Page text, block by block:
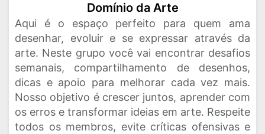
Domínio da Arte
Aqui é o espaço perfeito para quem ama
desenhar, evoluir e se expressar através da
arte. Neste grupo você vai encontrar desafios
semanais, compartilhamento de desenhos,
dicas e apoio para melhorar cada vez mais.
Nosso objetivo é crescer juntos, aprender com
os erros e transformar ideias em arte. Respeite
todos os membros, evite críticas ofensivas e